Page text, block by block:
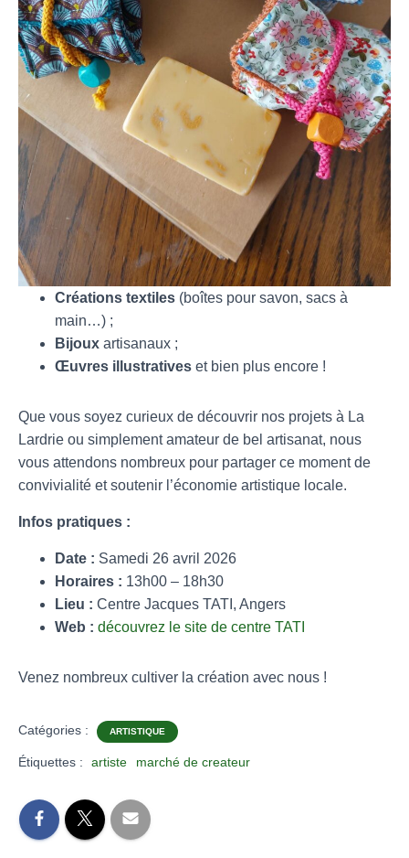
Créations textiles (boîtes pour savon, sacs à
main…) ;
Bijoux artisanaux ;
Œuvres illustratives et bien plus encore !
Que vous soyez curieux de découvrir nos projets à La
Lardrie ou simplement amateur de bel artisanat, nous
vous attendons nombreux pour partager ce moment de
convivialité et soutenir l’économie artistique locale.
Infos pratiques :
Date : Samedi 26 avril 2026
Horaires : 13h00 – 18h30
Lieu : Centre Jacques TATI, Angers
Web : découvrez le site de centre TATI
Venez nombreux cultiver la création avec nous !
Catégories : ARTISTIQUE
Étiquettes : artiste marché de createur